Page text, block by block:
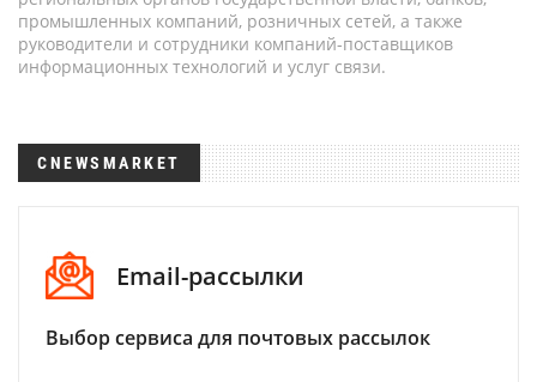
промышленных компаний, розничных сетей, а также
руководители и сотрудники компаний-поставщиков
информационных технологий и услуг связи.
CNEWSMARKET
Email-рассылки
Выбор сервиса для почтовых рассылок